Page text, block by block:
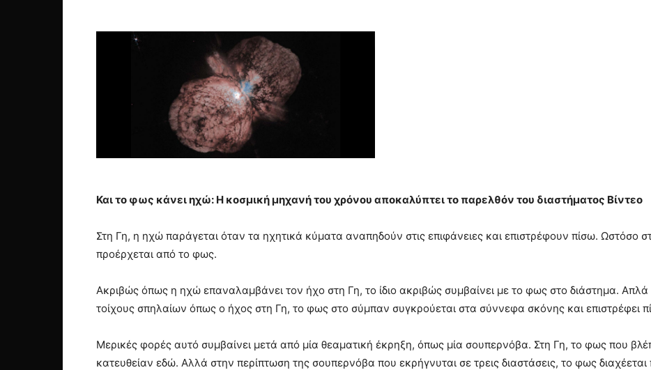
Και το φως κάνει ηχώ: Η κοσμική μηχανή του χρόνου αποκαλύπτει το παρελθόν του διαστήματος Βίντεο
Στη Γη, η ηχώ παράγεται όταν τα ηχητικά κύματα αναπηδούν στις επιφάνειες και επιστρέφουν πίσω. Ωστόσο
προέρχεται από το φως.
Ακριβώς όπως η ηχώ επαναλαμβάνει τον ήχο στη Γη, το ίδιο ακριβώς συμβαίνει με το φως στο διάστημα.
τοίχους σπηλαίων όπως ο ήχος στη Γη, το φως στο σύμπαν συγκρούεται στα σύννεφα σκόνης και επιστρέφει
Μερικές φορές αυτό συμβαίνει μετά από μία θεαματική έκρηξη, όπως μία σουπερνόβα. Στη Γη, το φως που
κατευθείαν εδώ. Αλλά στην περίπτωση της σουπερνόβα που εκρήγνυται σε τρεις διαστάσεις, το φως διαχέεται